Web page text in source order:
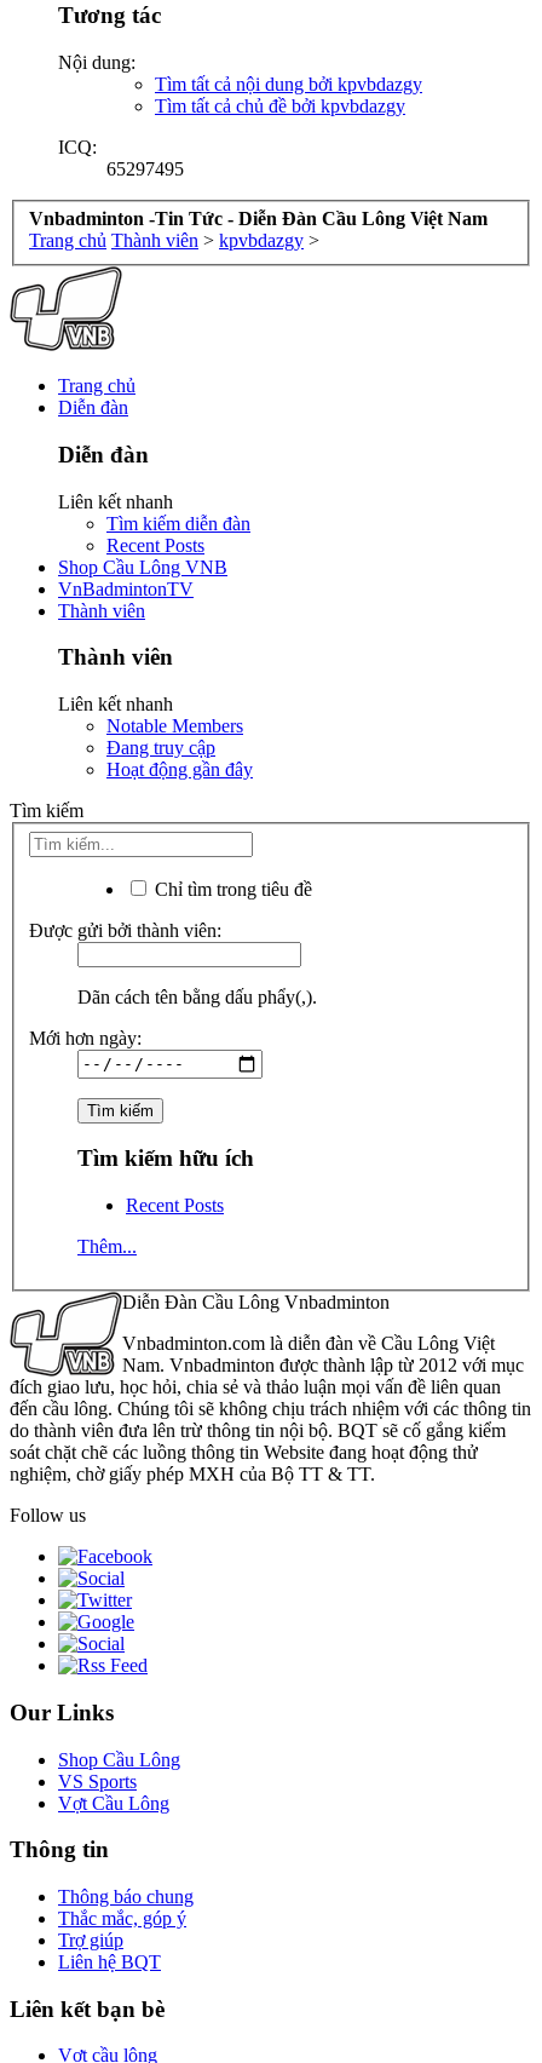
Tương tác
Nội dung:
Tìm tất cả nội dung bởi kpvbdazgy
Tìm tất cả chủ đề bởi kpvbdazgy
ICQ:
65297495
Vnbadminton -Tin Tức - Diễn Đàn Cầu Lông Việt Nam
Trang chủ Thành viên > kpvbdazgy >
Trang chủ
Diễn đàn
Diễn đàn
Liên kết nhanh
Tìm kiếm diễn đàn
Recent Posts
Shop Cầu Lông VNB
VnBadmintonTV
Thành viên
Thành viên
Liên kết nhanh
Notable Members
Đang truy cập
Hoạt động gần đây
Tìm kiếm
Chỉ tìm trong tiêu đề
Được gửi bởi thành viên:
Dãn cách tên bằng dấu phẩy(,).
Mới hơn ngày:
Tìm kiếm hữu ích
Recent Posts
Thêm...
Diễn Đàn Cầu Lông Vnbadminton
Vnbadminton.com là diễn đàn về Cầu Lông Việt
Nam. Vnbadminton được thành lập từ 2012 với mục
đích giao lưu, học hỏi, chia sẻ và thảo luận mọi vấn đề liên quan
đến cầu lông. Chúng tôi sẽ không chịu trách nhiệm với các thông tin
do thành viên đưa lên trừ thông tin nội bộ. BQT sẽ cố gắng kiểm
soát chặt chẽ các luồng thông tin Website đang hoạt động thử
nghiệm, chờ giấy phép MXH của Bộ TT & TT.
Follow us
Our Links
Shop Cầu Lông
VS Sports
Vợt Cầu Lông
Thông tin
Thông báo chung
Thắc mắc, góp ý
Trợ giúp
Liên hệ BQT
Liên kết bạn bè
Vợt cầu lông